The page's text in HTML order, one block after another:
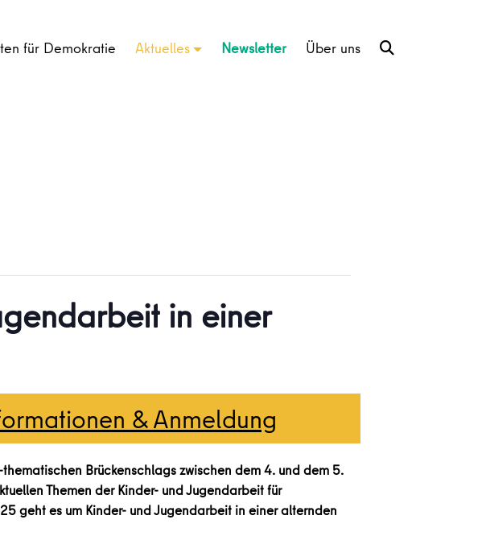
für Demokratie Aktuelles Newsletter Über uns
in einer
& Anmeldung
Brückenschlags zwischen dem 4. und dem 5.
Themen der Kinder- und Jugendarbeit für
geht es um Kinder- und Jugendarbeit in einer alternden